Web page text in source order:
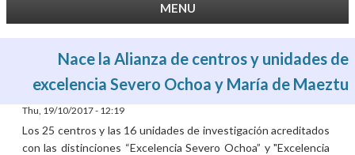
MENU
Nace la Alianza de centros y unidades de
excelencia Severo Ochoa y María de Maeztu
Thu, 19/10/2017 - 12:19
Los 25 centros y las 16 unidades de investigación acreditados
con las distinciones “Excelencia Severo Ochoa” y "Excelencia